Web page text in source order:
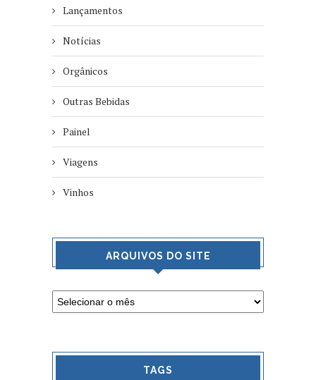
Lançamentos
Notícias
Orgânicos
Outras Bebidas
Painel
Viagens
Vinhos
ARQUIVOS DO SITE
TAGS